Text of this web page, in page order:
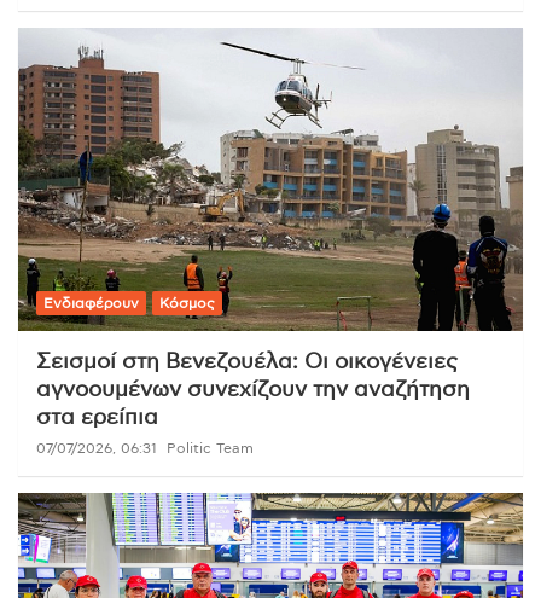
Ενδιαφέρουν Κόσμος
Σεισμοί στη Βενεζουέλα: Οι οικογένειες
αγνοουμένων συνεχίζουν την αναζήτηση
στα ερείπια
07/07/2026, 06:31 Politic Team